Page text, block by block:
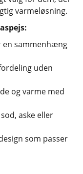
varmeløsning.
en sammenhæng
uden
og varme med
aske eller
som passer